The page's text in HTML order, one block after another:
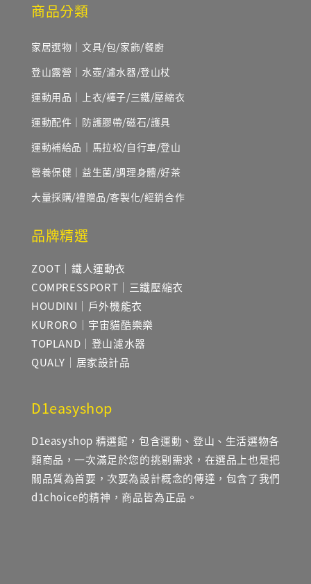
商品分類
家居選物｜文具/包/家飾/餐廚
登山露營｜水壺/濾水器/登山杖
運動用品｜上衣/褲子/三鐵/壓縮衣
運動配件｜防護膠帶/磁石/護具
運動補給品｜馬拉松/自行車/登山
營養保健｜益生菌/調理身體/好茶
大量採購/禮贈品/客製化/經銷合作
品牌精選
ZOOT｜鐵人運動衣
COMPRESSPORT｜三鐵壓縮衣
HOUDINI｜戶外機能衣
KURORO｜宇宙貓酷樂樂
TOPLAND｜登山濾水器
QUALY｜居家設計品
D1easyshop
D1easyshop 精選館，包含運動、登山、生活選物各
類商品，一次滿足於您的挑剔需求，在選品上也是把
關品質為首要，次要為設計概念的傳達，包含了我們
d1choice的精神，商品皆為正品。